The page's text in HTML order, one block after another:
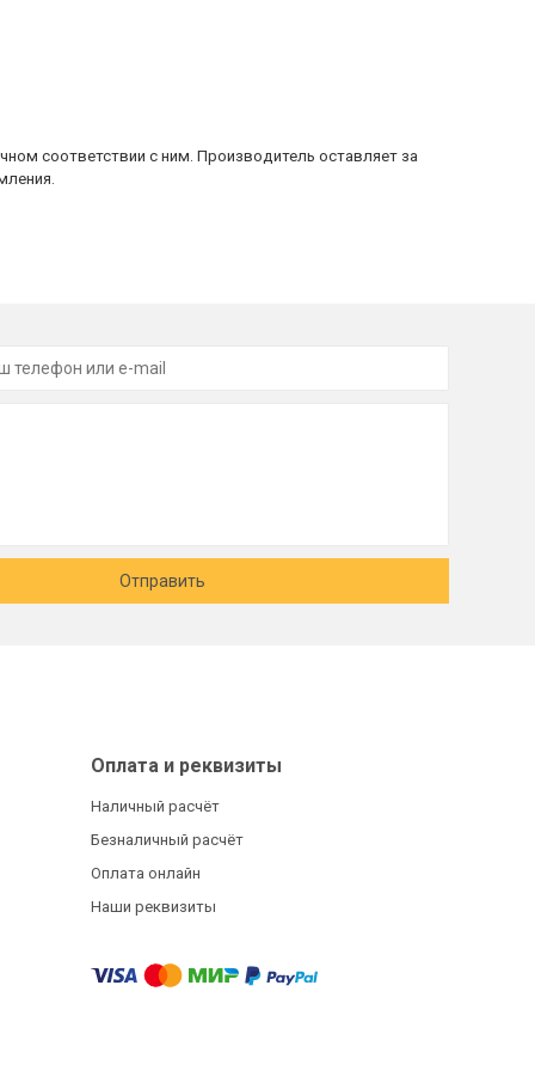
соответствии с ним. Производитель оставляет за
Отправить
Оплата и реквизиты
Наличный расчёт
Безналичный расчёт
Оплата онлайн
Наши реквизиты